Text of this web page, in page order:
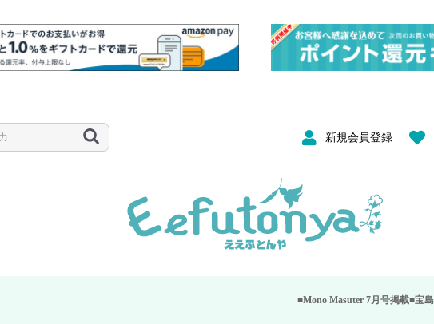
新規会員登録
■Mono Masuter 7月号掲載■宝島社が発行する